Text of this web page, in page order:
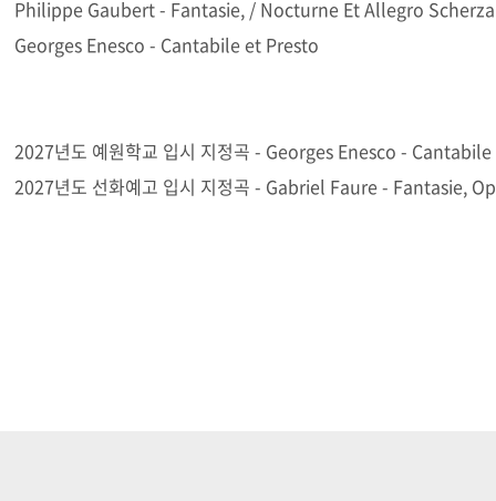
Philippe Gaubert - Fantasie, / Nocturne Et Allegro
Georges Enesco - Cantabile et Presto
2027년도 예원학교 입시 지정곡 - Georges Enesco -
2027년도 선화예고 입시 지정곡 - Gabriel Faure - Fantasie,